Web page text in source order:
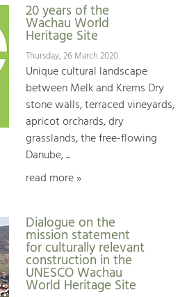
20 years of the
Wachau World
Heritage Site
Thursday, 26 March 2020
Unique cultural landscape
between Melk and Krems Dry
stone walls, terraced vineyards,
apricot orchards, dry
grasslands, the free-flowing
Danube, ...
read more »
Dialogue on the
mission statement
for culturally relevant
construction in the
UNESCO Wachau
World Heritage Site